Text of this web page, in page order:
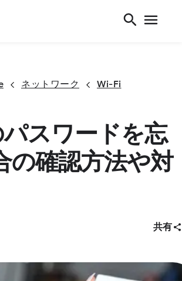
ネットワーク Wi-Fi
スワードを忘
の確認方法や対
共有